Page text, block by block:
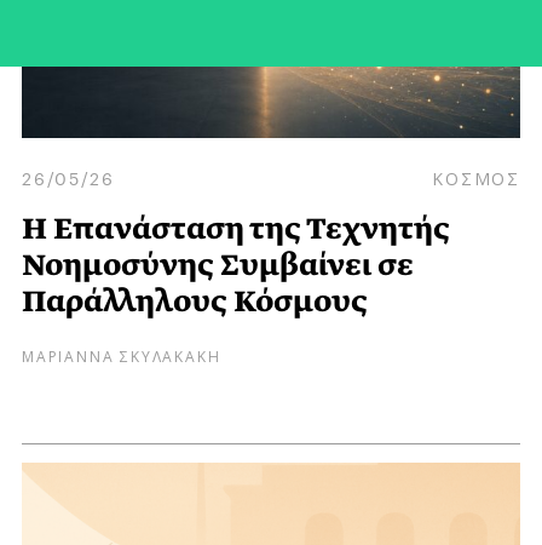
26/05/26 ΚΟΣΜΟΣ
Η Επανάσταση της Τεχνητής
Νοημοσύνης Συμβαίνει σε
Παράλληλους Κόσμους
ΜΑΡΙΑΝΝΑ ΣΚΥΛΑΚΑΚΗ